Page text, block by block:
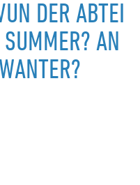
DER ABTEI
AN